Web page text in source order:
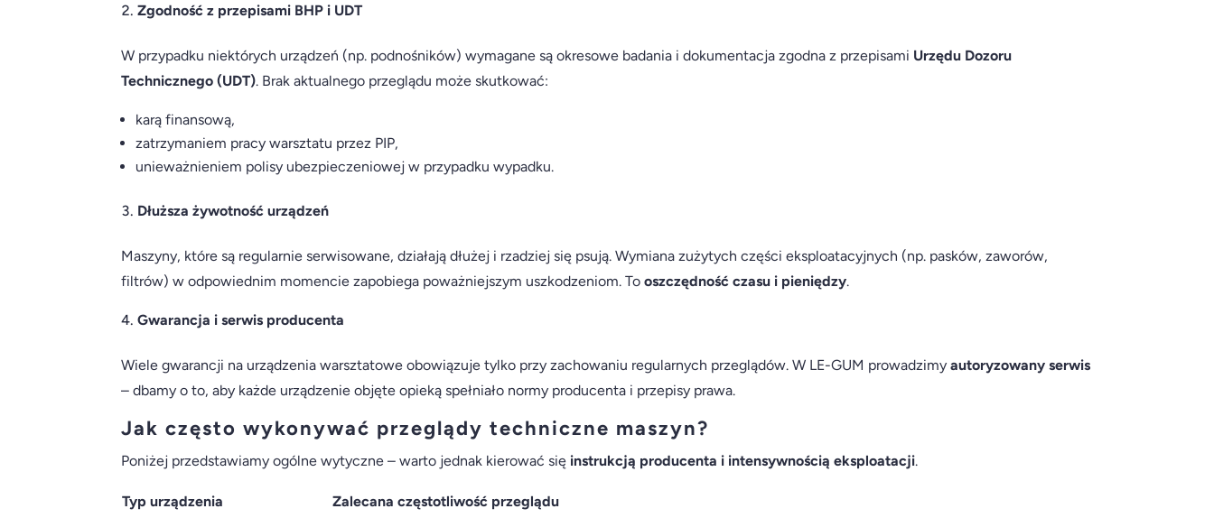
Zgodność z przepisami BHP i UDT
W przypadku niektórych urządzeń (np. podnośników) wymagane są okresowe badania i dokumentacja zgodna z przepisami Urzędu Dozoru
Technicznego (UDT). Brak aktualnego przeglądu może skutkować:
karą finansową,
zatrzymaniem pracy warsztatu przez PIP,
unieważnieniem polisy ubezpieczeniowej w przypadku wypadku.
Dłuższa żywotność urządzeń
Maszyny, które są regularnie serwisowane, działają dłużej i rzadziej się psują. Wymiana zużytych części eksploatacyjnych (np. pasków, zaworów,
filtrów) w odpowiednim momencie zapobiega poważniejszym uszkodzeniom. Tooszczędność czasu i pieniędzy.
Gwarancja i serwis producenta
Wiele gwarancji na urządzenia warsztatowe obowiązuje tylko przy zachowaniu regularnych przeglądów. W LE-GUM prowadzimyautoryzowany serwis
– dbamy o to, aby każde urządzenie objęte opieką spełniało normy producenta i przepisy prawa.
Jak często wykonywać przeglądy techniczne maszyn?
Poniżej przedstawiamy ogólne wytyczne – warto jednak kierować się instrukcją producenta i intensywnością eksploatacji.
Typ urządzenia
Zalecana częstotliwość przeglądu